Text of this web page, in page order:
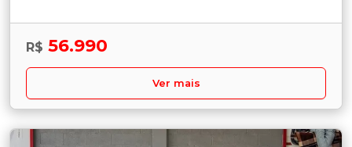
R$ 56.990
Ver mais